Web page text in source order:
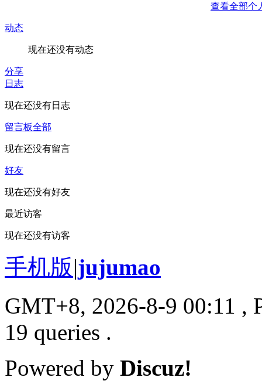
查看全部个
动态
现在还没有动态
分享
日志
现在还没有日志
留言板全部
现在还没有留言
好友
现在还没有好友
最近访客
现在还没有访客
手机版|jujumao
GMT+8, 2026-8-9 00:11 ,
19 queries .
Powered by Discuz!